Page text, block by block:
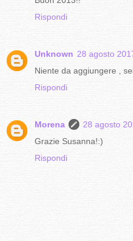
Rispondi
Unknown 28 agosto
Niente da aggiungere ,
Rispondi
Morena
28 agosto
Grazie Susanna!:)
Rispondi